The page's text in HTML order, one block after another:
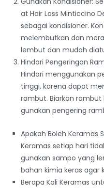
at Hair Loss Minticcino
sebagai kondisioner.
melembutkan dan
lembut dan mudah
Hindari Pengeringan
Hindari menggunakan
tinggi, karena dapat
rambut. Biarkan
gunakan pengering
Apakah Boleh Keramas
Keramas setiap hari
gunakan sampo yang
bahan kimia keras agar
Berapa Kali Keramas